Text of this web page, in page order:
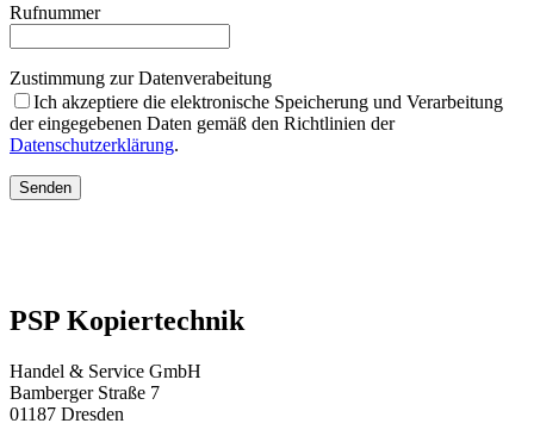
Rufnummer
Zustimmung zur Datenverabeitung
Ich akzeptiere die elektronische Speicherung und Verarbeitung
der eingegebenen Daten gemäß den Richtlinien der
Datenschutzerklärung.
Senden
PSP Kopiertechnik
Handel & Service GmbH
Bamberger Straße 7
01187 Dresden